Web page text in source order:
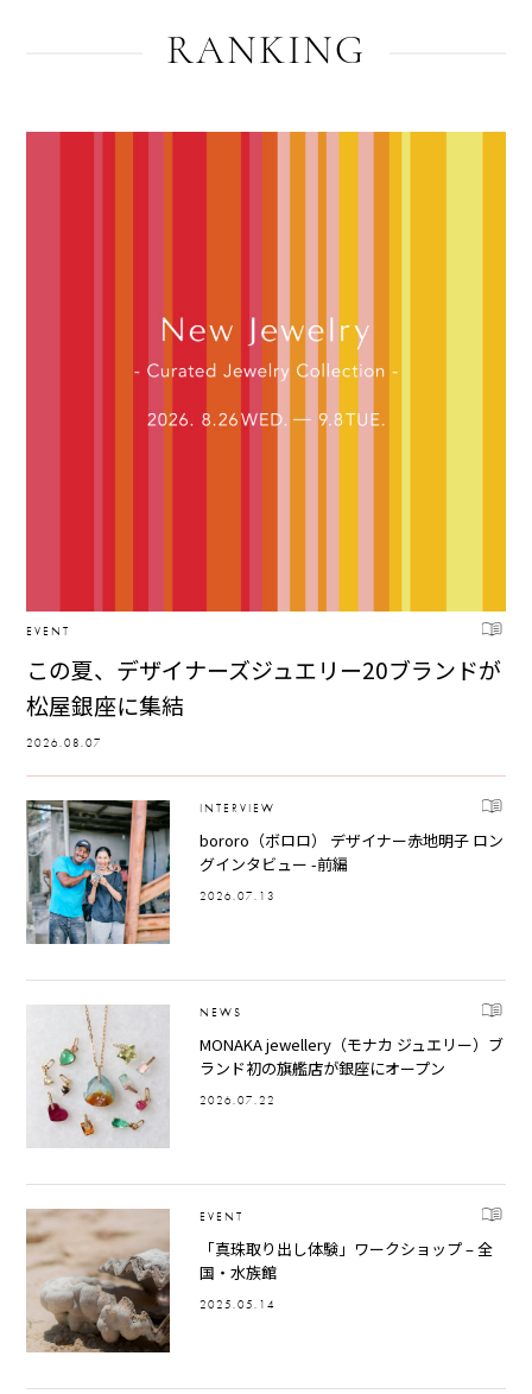
RANKING
EVENT
この夏、デザイナーズジュエリー20ブランドが
松屋銀座に集結
2026.08.07
INTERVIEW
bororo（ボロロ） デザイナー赤地明子 ロン
グインタビュー -前編
2026.07.13
NEWS
MONAKA jewellery（モナカ ジュエリー）ブ
ランド初の旗艦店が銀座にオープン
2026.07.22
EVENT
「真珠取り出し体験」ワークショップ – 全
国・水族館
2025.05.14